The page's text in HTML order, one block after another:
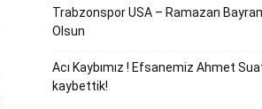
Trabzonspor USA – Ramazan
Olsun
Acı Kaybımız ! Efsanemiz Ahmet Suat
kaybettik!